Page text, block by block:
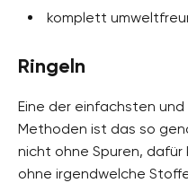
komplett
Ringeln
Eine der einfachsten
Methoden ist das so
nicht ohne Spuren,
ohne irgendwelche